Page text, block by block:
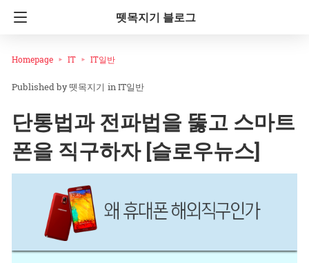
뗏목지기 블로그
Homepage IT IT일반
뗏목지기 inIT일반
단통법과 전파법을 뚫고 스마트
폰을 직구하자 [슬로우뉴스]